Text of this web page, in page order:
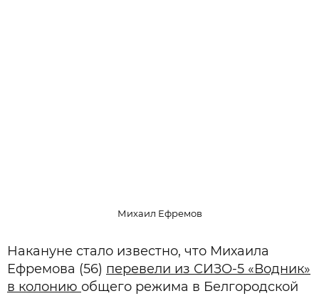
Михаил Ефремов
Накануне стало известно, что Михаила
Ефремова (56) перевели из СИЗО-5 «Водник»
в колонию общего режима в Белгородской